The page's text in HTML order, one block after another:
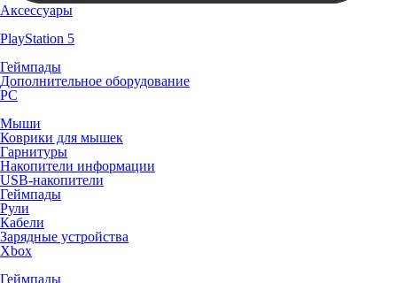
Аксессуары
PlayStation 5
Геймпады
Дополнительное оборудование
PC
Мыши
Коврики для мышек
Гарнитуры
Накопители информации
USB-накопители
Геймпады
Рули
Кабели
Зарядные устройства
Xbox
Геймпады